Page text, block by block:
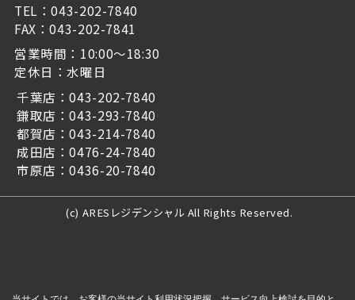
TEL：043-202-7840
FAX：043-202-7841
営業時間：10:00～18:30
定休日：水曜日
千葉店：043-202-7840
鎌取店：043-293-7840
都賀店：043-214-7840
成田店：0476-24-7840
市原店：0436-20-7840
(c) ARESレジデンシャル All Rights Reserved.